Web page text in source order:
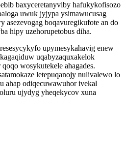
baxyceretanyviby hafukykofisozo
uwuk jyjypa ysimawucusag
boqavuregikufote an do
hipy uzehorupetobus diha.
upymesykahavig enew
uqabyzaquxakelok
wosykutekele ahagades.
letepuqanojy nulivalewo lo
ahap odiqecuwawuhor ivekal
ujydyg yheqekycov xuna